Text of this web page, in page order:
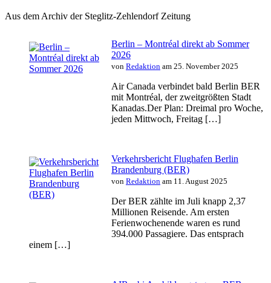
Aus dem Archiv der Steglitz-Zehlendorf Zeitung
Berlin – Montréal direkt ab Sommer
2026
von Redaktion am 25. November 2025
Air Canada verbindet bald Berlin BER
mit Montréal, der zweitgrößten Stadt
Kanadas.Der Plan: Dreimal pro Woche,
jeden Mittwoch, Freitag […]
Verkehrsbericht Flughafen Berlin
Brandenburg (BER)
von Redaktion am 11. August 2025
Der BER zählte im Juli knapp 2,37
Millionen Reisende. Am ersten
Ferienwochenende waren es rund
394.000 Passagiere. Das entsprach
einem […]